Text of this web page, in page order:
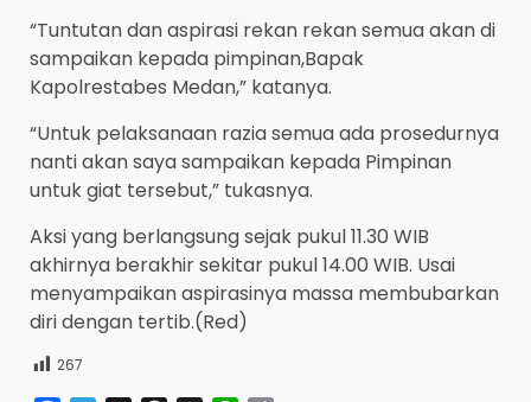
“Tuntutan dan aspirasi rekan rekan semua akan di
sampaikan kepada pimpinan,Bapak
Kapolrestabes Medan,” katanya.
“Untuk pelaksanaan razia semua ada prosedurnya
nanti akan saya sampaikan kepada Pimpinan
untuk giat tersebut,” tukasnya.
Aksi yang berlangsung sejak pukul 11.30 WIB
akhirnya berakhir sekitar pukul 14.00 WIB. Usai
menyampaikan aspirasinya massa membubarkan
diri dengan tertib.(Red)
267